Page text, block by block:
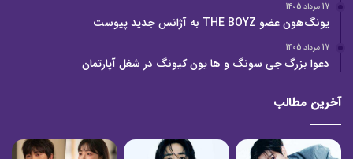
17 مرداد 1405
یونگ‌هون عضو THE BOYZ به آژانس جدید پیوست
17 مرداد 1405
دعوا بزرگ جی سونگ و ها یون کیونگ در شغل آپارتمان
آخرین مطالب